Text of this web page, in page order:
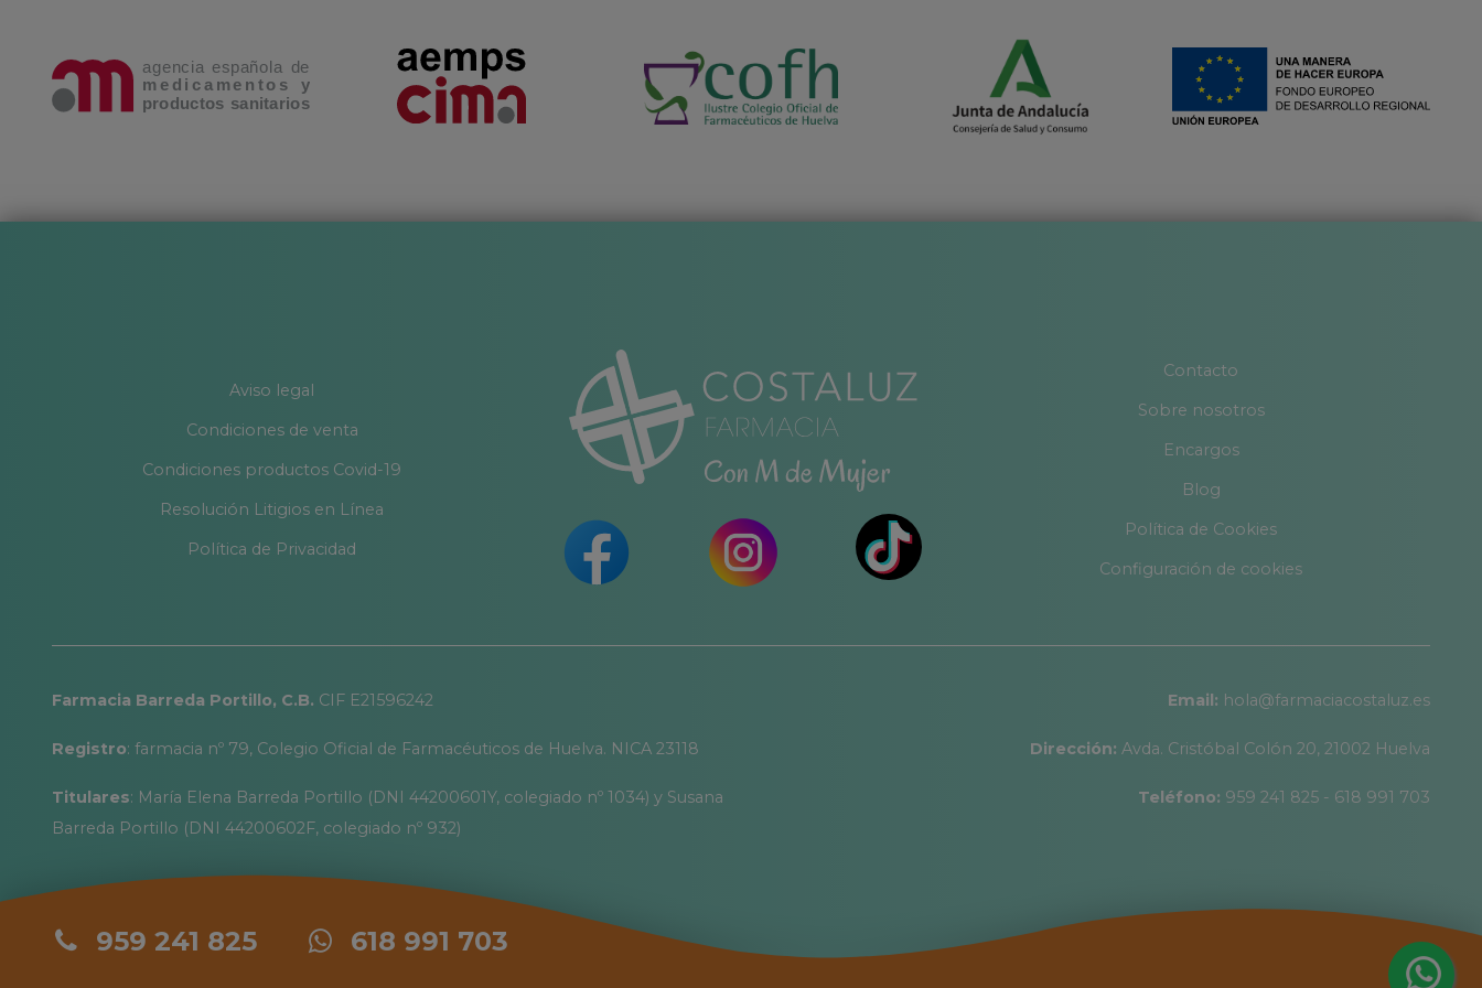
Aviso legal
Condiciones de venta
Condiciones productos Covid-19
Resolución Litigios en Línea
Política de Privacidad
Contacto
Sobre nosotros
Encargos
Blog
Política de Cookies
Configuración de cookies
Farmacia Barreda Portillo, C.B. CIF E21596242
Registro: farmacia nº 79, Colegio Oficial de Farmacéuticos de Huelva. NICA 23118
Titulares: María Elena Barreda Portillo (DNI 44200601Y, colegiado nº 1034) y Susana
Barreda Portillo (DNI 44200602F, colegiado nº 932)
Email: hola@farmaciacostaluz.es
Dirección: Avda. Cristóbal Colón 20, 21002 Huelva
Teléfono: 959 241 825 - 618 991 703
959 241 825 618 991 703